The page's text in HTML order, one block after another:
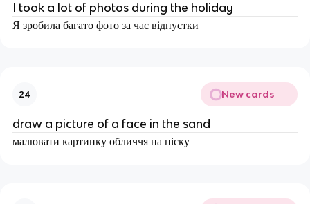
I took a lot of photos during the holiday
Я зробила багато фото за час відпустки
24 New cards
draw a picture of a face in the sand
малювати картинку обличчя на піску